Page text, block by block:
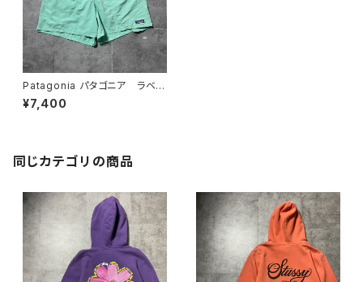
Patagonia パタゴニア ラベル
ロゴ ミントグリーン スウィム
パンツ ナイロンショーツ
¥7,400
同じカテゴリの商品